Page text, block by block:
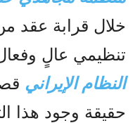
خلال قرابة عقد
تنظيمي عالٍ
النظام الإيراني
حقيقة وجود هذا